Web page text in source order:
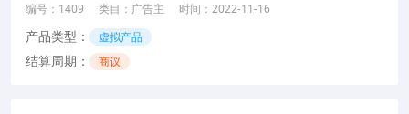
编号： 1409 类目： 广告主 时间： 2022-11-16
产品类型： 虚拟产品
结算周期： 商议